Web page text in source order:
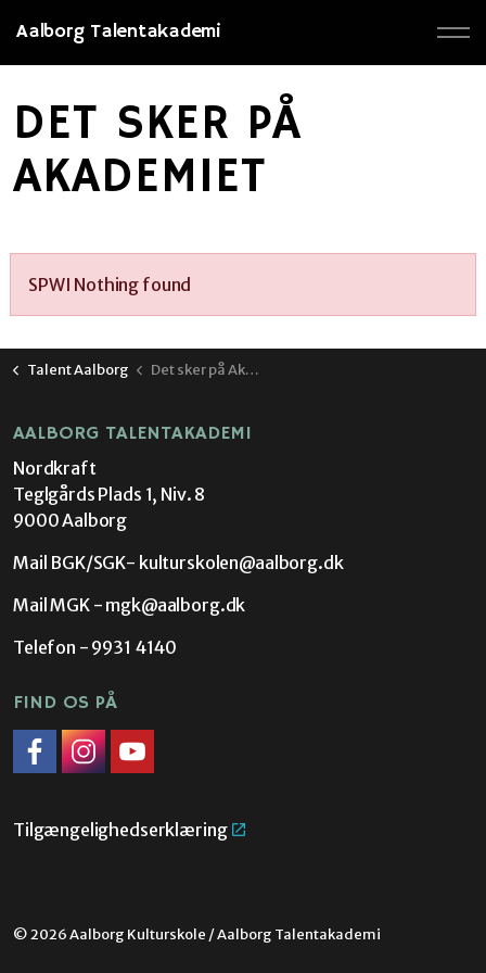
Aalborg Talentakademi
DET SKER PÅ
AKADEMIET
SPWI Nothing found
Talent Aalborg Det sker på Akademiet
AALBORG TALENTAKADEMI
Nordkraft
Teglgårds Plads 1, Niv. 8
9000 Aalborg
Mail BGK/SGK- kulturskolen@aalborg.dk
Mail MGK - mgk@aalborg.dk
Telefon - 9931 4140
FIND OS PÅ
Tilgængelighedserklæring
© 2026 Aalborg Kulturskole / Aalborg Talentakademi